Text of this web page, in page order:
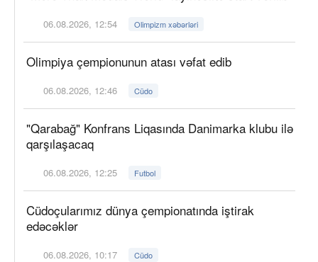
06.08.2026, 12:54 Olimpizm xəbərləri
Olimpiya çempionunun atası vəfat edib
06.08.2026, 12:46 Cüdo
"Qarabağ" Konfrans Liqasında Danimarka klubu ilə
qarşılaşacaq
06.08.2026, 12:25 Futbol
Cüdoçularımız dünya çempionatında iştirak
edəcəklər
06.08.2026, 10:17 Cüdo